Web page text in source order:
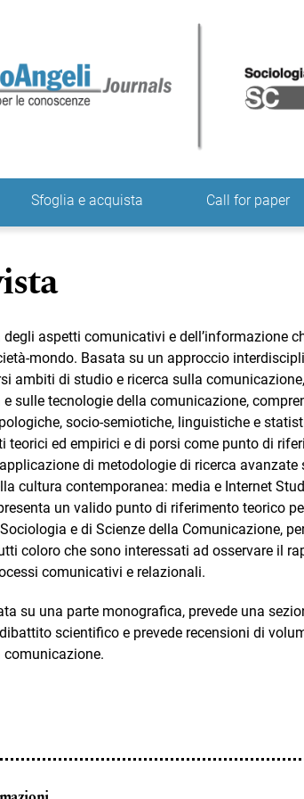
Sfoglia e acquista Call for paper
degli aspetti comunicativi e dell’informazione
mondo. Basata su un approccio
ambiti di studio e ricerca sulla
sulle tecnologie della comunicazione,
socio-semiotiche, linguistiche e
teorici ed empirici e di porsi come punto di
di metodologie di ricerca
cultura contemporanea: media e Internet
un valido punto di riferimento teorico
e di Scienze della Comunicazione,
coloro che sono interessati ad osservare il
comunicativi e relazionali.
su una parte monografica, prevede una
scientifico e prevede recensioni di